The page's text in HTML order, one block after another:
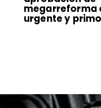
megarreforma
urgente y